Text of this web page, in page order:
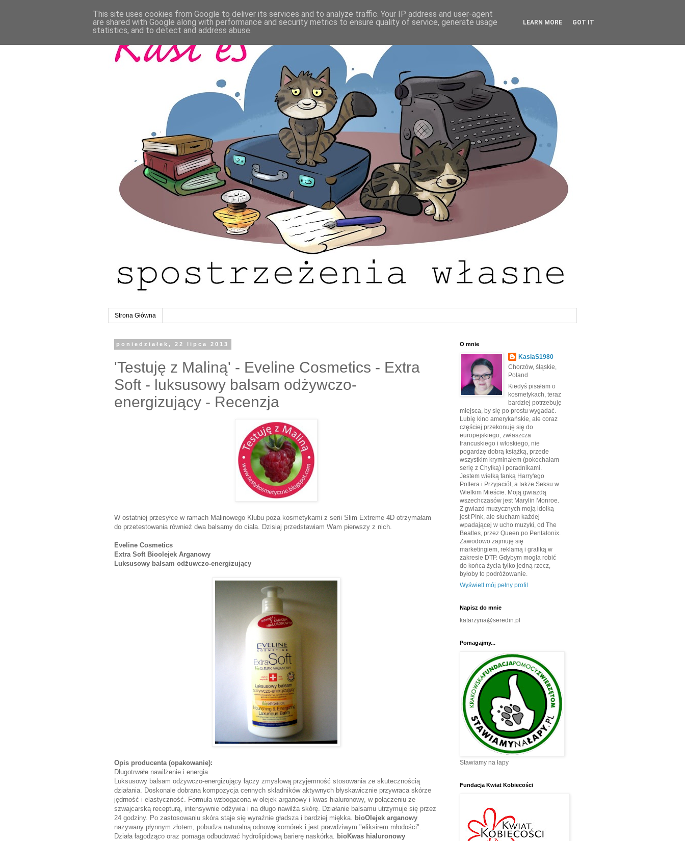
Strona Główna
poniedziałek, 22 lipca 2013
'Testuję z Maliną' - Eveline Cosmetics - Extra
Soft - luksusowy balsam odżywczo-
energizujący - Recenzja
W ostatniej przesyłce w ramach Malinowego Klubu poza kosmetykami z serii Slim Extreme 4D otrzymałam
do przetestowania również dwa balsamy do ciała. Dzisiaj przedstawiam Wam pierwszy z nich.
Eveline Cosmetics
Extra Soft Bioolejek Arganowy
Luksusowy balsam odżuwczo-energizujący
Opis producenta (opakowanie):
Długotrwałe nawilżenie i energia
Luksusowy balsam odżywczo-energizujący łączy zmysłową przyjemność stosowania ze skutecznością
działania. Doskonale dobrana kompozycja cennych składników aktywnych błyskawicznie przywraca skórze
jędrność i elastyczność. Formuła wzbogacona w olejek arganowy i kwas hialuronowy, w połączeniu ze
szwajcarską recepturą, intensywnie odżywia i na długo nawilża skórę. Działanie balsamu utrzymuje się przez
24 godziny. Po zastosowaniu skóra staje się wyraźnie gładsza i bardziej miękka. bioOlejek arganowy
nazywany płynnym złotem, pobudza naturalną odnowę komórek i jest prawdziwym "eliksirem młodości".
Działa łagodząco oraz pomaga odbudować hydrolipidową barierę naskórka. bioKwas hialuronowy
O mnie
KasiaS1980
Chorzów, śląskie,
Poland
Kiedyś pisałam o
kosmetykach, teraz
bardziej potrzebuję
miejsca, by się po prostu wygadać.
Lubię kino amerykańskie, ale coraz
częściej przekonuję się do
europejskiego, zwłaszcza
francuskiego i włoskiego, nie
pogardzę dobrą książką, przede
wszystkim kryminałem (pokochałam
serię z Chyłką) i poradnikami.
Jestem wielką fanką Harry'ego
Pottera i Przyjaciół, a także Seksu w
Wielkim Mieście. Moją gwiazdą
wszechczasów jest Marylin Monroe.
Z gwiazd muzycznych moją idolką
jest P!nk, ale słucham każdej
wpadającej w ucho muzyki, od The
Beatles, przez Queen po Pentatonix.
Zawodowo zajmuję się
marketingiem, reklamą i grafiką w
zakresie DTP. Gdybym mogła robić
do końca życia tylko jedną rzecz,
byłoby to podróżowanie.
Wyświetl mój pełny profil
Napisz do mnie
katarzyna@seredin.pl
Pomagajmy...
Stawiamy na łapy
Fundacja Kwiat Kobiecości
This site uses cookies from Google to deliver its services and to analyze traffic. Your IP address and user-agent
are shared with Google along with performance and security metrics to ensure quality of service, generate usage
statistics, and to detect and address abuse.
LEARN MORE GOT IT